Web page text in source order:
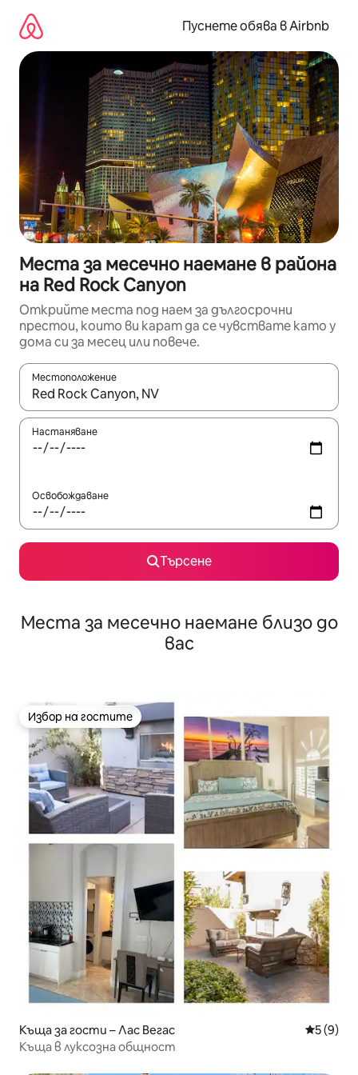
съдържанието
Пуснете обява в Airbnb
Места за месечно наемане в района
на Red Rock Canyon
Открийте места под наем за дългосрочни
престои, които ви карат да се чувствате като у
дома си за месец или повече.
Местоположение
Когато резултатите се покажат, използвайте
Настаняване
Освобождаване
Търсене
Места за месечно наемане близо до
вас
Избор на гостите
Избор на гостите
Къща за гости – Лас Вегас Средна
5 (9)
Къща в луксозна общност